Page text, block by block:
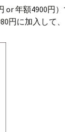
年額4900円
円に加入して